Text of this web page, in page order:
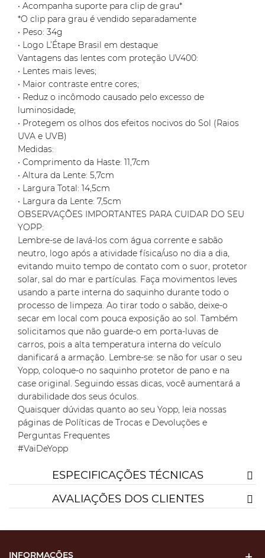
• Acompanha suporte para clip de grau*
*O clip para grau é vendido separadamente
• Peso: 34g
• Logo L’Étape Brasil em destaque
Vantagens das lentes com proteção UV400:
• Lentes mais leves;
• Maior contraste entre cores;
• Reduz o incômodo causado pelo excesso de
luminosidade;
• Protegem os olhos dos efeitos nocivos do Sol (Raios
UVA e UVB)
Medidas:
• Comprimento da Haste: 11,7cm
• Altura da Lente: 5,7cm
• Largura Total: 14,5cm
• Largura da Lente: 7,5cm
OBSERVAÇÕES IMPORTANTES PARA CUIDAR DO SEU
YOPP:
Lembre-se de lavá-los com água corrente e sabão
neutro, logo após a atividade física/uso no dia a dia,
evitando muito tempo de contato com o suor, protetor
solar, sal do mar e partículas. Faça movimentos leves
usando a parte interna do saquinho durante todo o
processo de limpeza. Ao tirar todo o sabão, deixe-o
secar em local com pouca exposição ao sol. Também
solicitamos que não guarde-o em porta-luvas de
carros, pois a alta temperatura interna do veículo
danificará a armação. Lembre-se: se não for usar o seu
Yopp, coloque-o no saquinho protetor de pano e na
case original. Seguindo essas dicas, você aumentará a
durabilidade dos seus óculos.
Quaisquer dúvidas quanto ao seu Yopp, leia nossas
páginas de Políticas de Trocas e Devoluções e
Perguntas Frequentes
#VaiDeYopp
ESPECIFICAÇÕES TÉCNICAS
AVALIAÇÕES DOS CLIENTES
INFORMAÇÕES